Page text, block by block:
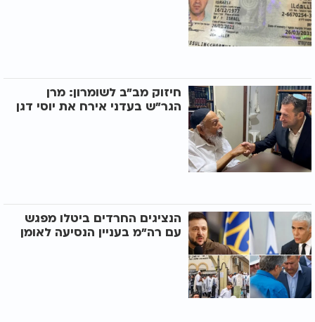
חיזוק מב"ב לשומרון: מרן
הגר"ש בעדני אירח את יוסי דגן
הנציגים החרדים ביטלו מפגש
עם רה"מ בעניין הנסיעה לאומן